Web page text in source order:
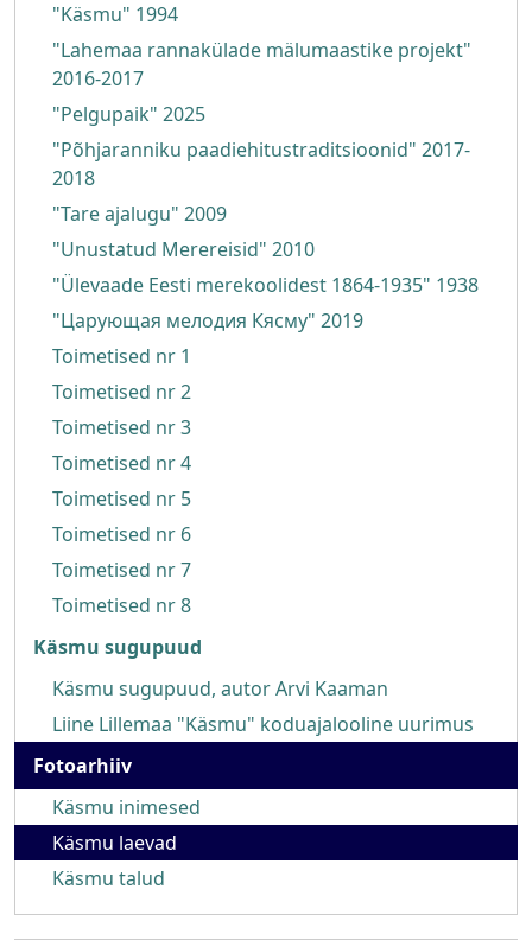
"Käsmu" 1994
"Lahemaa rannakülade mälumaastike projekt"
2016-2017
"Pelgupaik" 2025
"Põhjaranniku paadiehitustraditsioonid" 2017-
2018
"Tare ajalugu" 2009
"Unustatud Merereisid" 2010
"Ülevaade Eesti merekoolidest 1864-1935" 1938
"Царующая мелодия Кясму" 2019
Toimetised nr 1
Toimetised nr 2
Toimetised nr 3
Toimetised nr 4
Toimetised nr 5
Toimetised nr 6
Toimetised nr 7
Toimetised nr 8
Käsmu sugupuud
Käsmu sugupuud, autor Arvi Kaaman
Liine Lillemaa "Käsmu" koduajalooline uurimus
Fotoarhiiv
Käsmu inimesed
Käsmu laevad
Käsmu talud